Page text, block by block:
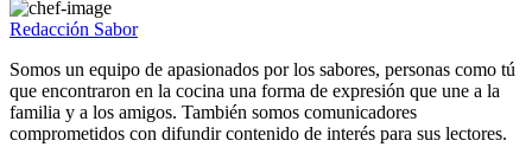
Redacción Sabor
Somos un equipo de apasionados por los sabores, personas como tú
que encontraron en la cocina una forma de expresión que une a la
familia y a los amigos. También somos comunicadores
comprometidos con difundir contenido de interés para sus lectores.